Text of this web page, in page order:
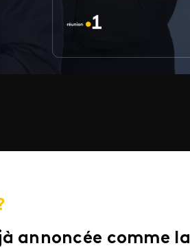
annoncée comme